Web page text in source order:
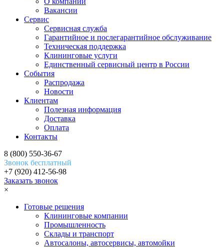
Вакансии
Сервис
Сервисная служба
Гарантийное и послегарантийное обслуживание
Техническая поддержка
Клининговые услуги
Единственный сервисный центр в России
События
Распродажа
Новости
Клиентам
Полезная информация
Доставка
Оплата
Контакты
8 (800) 550-36-67
Звонок бесплатный
+7 (920) 412-56-98
Заказать звонок
×
Готовые решения
Клининговые компании
Промышленность
Склады и транспорт
Автосалоны, автосервисы, автомойки